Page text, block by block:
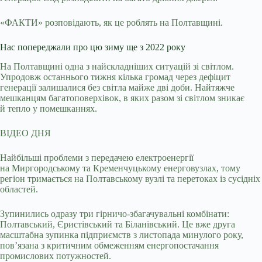
«ФАКТИ» розповідають, як це роблять на Полтавщині.
Нас попереджали про цю зиму ще з 2022 року
На Полтавщині одна з найскладніших ситуацій зі світлом.
Упродовж останнього тижня кілька громад через дефіцит
генерації залишалися без світла майже дві доби. Найтяжче
мешканцям багатоповерхівок, в яких разом зі світлом зникає
й тепло у помешканнях.
ВІДЕО ДНЯ
Найбільші проблеми з передачею електроенергії
на Миргородському та Кременчуцькому енерговузлах, тому
регіон тримається на Полтавському вузлі та перетоках із сусідніх
областей.
Зупинились одразу три гірничо-збагачувальні комбінати:
Полтавський, Єристівський та Біланівський. Це вже друга
масштабна зупинка підприємств з листопада минулого року,
пов’язана з критичним обмеженням енергопостачання
промислових потужностей.